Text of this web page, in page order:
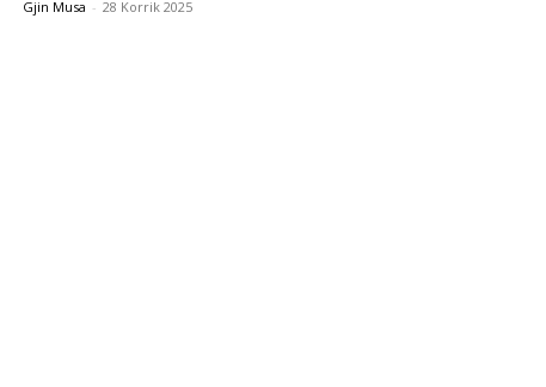
Gjin Musa - 28 Korrik 2025